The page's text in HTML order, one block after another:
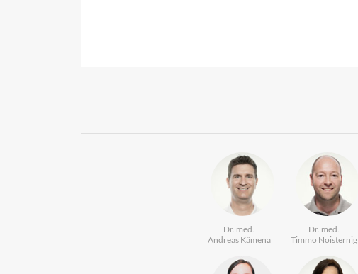
Dr. med.
Andreas Kämena
Dr. med.
Timmo Noisternig